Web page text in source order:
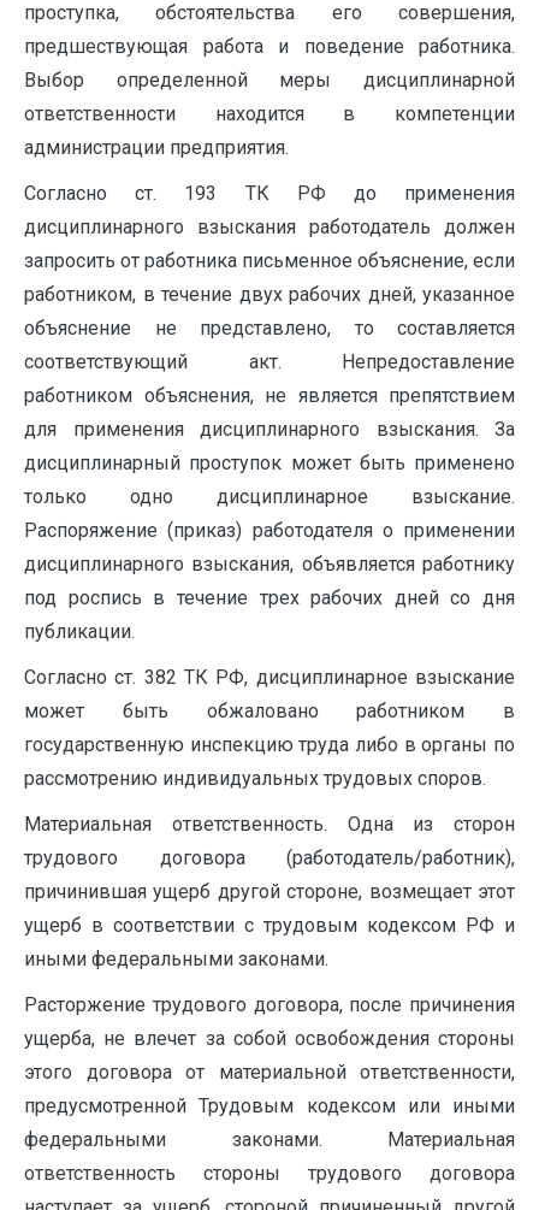
проступка, обстоятельства его совершения,
предшествующая работа и поведение работника.
Выбор определенной меры дисциплинарной
ответственности находится в компетенции
администрации предприятия.
Согласно ст. 193 ТК РФ до применения
дисциплинарного взыскания работодатель должен
запросить от работника письменное объяснение, если
работником, в течение двух рабочих дней, указанное
объяснение не представлено, то составляется
соответствующий акт. Непредоставление
работником объяснения, не является препятствием
для применения дисциплинарного взыскания. За
дисциплинарный проступок может быть применено
только одно дисциплинарное взыскание.
Распоряжение (приказ) работодателя о применении
дисциплинарного взыскания, объявляется работнику
под роспись в течение трех рабочих дней со дня
публикации.
Согласно ст. 382 ТК РФ, дисциплинарное взыскание
может быть обжаловано работником в
государственную инспекцию труда либо в органы по
рассмотрению индивидуальных трудовых споров.
Материальная ответственность. Одна из сторон
трудового договора (работодатель/работник),
причинившая ущерб другой стороне, возмещает этот
ущерб в соответствии с трудовым кодексом РФ и
иными федеральными законами.
Расторжение трудового договора, после причинения
ущерба, не влечет за собой освобождения стороны
этого договора от материальной ответственности,
предусмотренной Трудовым кодексом или иными
федеральными законами. Материальная
ответственность стороны трудового договора